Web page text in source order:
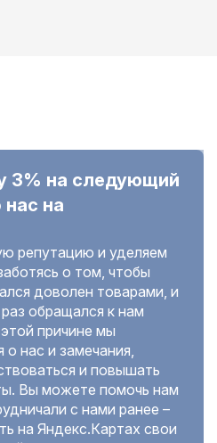
3% на следующий
нас на
репутацию и уделяем
о том, чтобы
доволен товарами, и
обращался к нам
причине мы
нас и замечания,
и повышать
Вы можете помочь нам
с нами ранее –
на Яндекс.Картах свои